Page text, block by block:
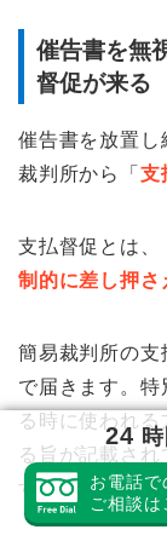
催告書を無
督促が来る
催告書を放置し
裁判所から「 支
支払督促とは、
制的に差し押さ
簡易裁判所の支
で届きます。特
る時に使われ
る旨が記載され
す。
24
お電話で
ご相談は